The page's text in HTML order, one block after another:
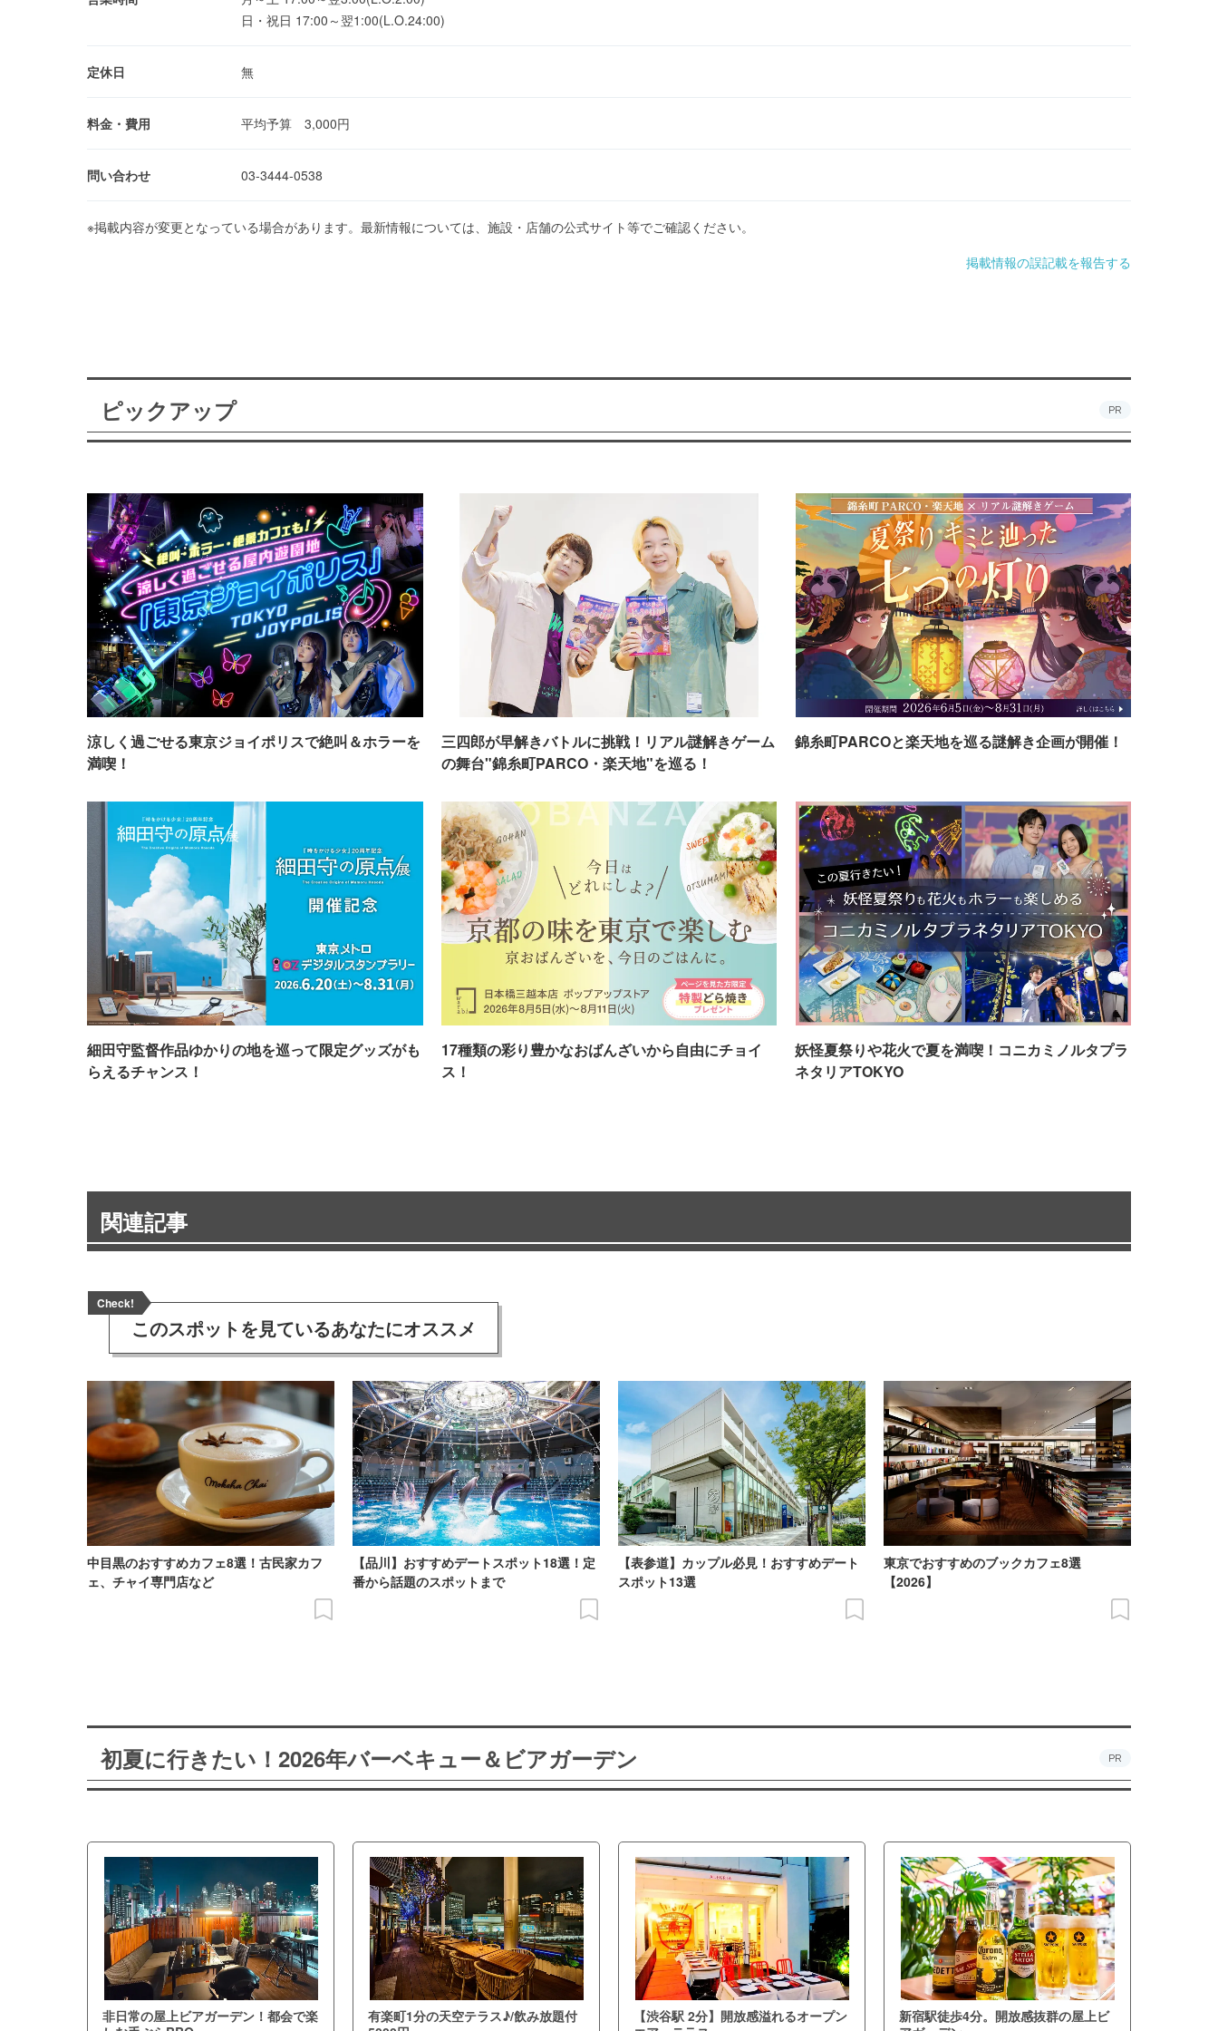
日・祝日 17:00～翌1:00(L.O.24:00)
定休日 無
料金・費用 平均予算 3,000円
問い合わせ 03-3444-0538
※掲載内容が変更となっている場合があります。最新情報については、施設・店舗の公式サイト等でご確認ください。
掲載情報の誤記載を報告する
ピックアップ PR
涼しく過ごせる東京ジョイポリスで絶叫＆ホラーを
満喫！
三四郎が早解きバトルに挑戦！リアル謎解きゲーム
の舞台"錦糸町PARCO・楽天地"を巡る！
錦糸町PARCOと楽天地を巡る謎解き企画が開催！
細田守監督作品ゆかりの地を巡って限定グッズがも
らえるチャンス！
17種類の彩り豊かなおばんざいから自由にチョイ
ス！
妖怪夏祭りや花火で夏を満喫！コニカミノルタプラ
ネタリアTOKYO
関連記事
Check!
このスポットを見ているあなたにオススメ
中目黒のおすすめカフェ8選！古民家カフ
ェ、チャイ専門店など
【品川】おすすめデートスポット18選！定
番から話題のスポットまで
【表参道】カップル必見！おすすめデート
スポット13選
東京でおすすめのブックカフェ8選
【2026】
初夏に行きたい！2026年バーベキュー＆ビアガーデン PR
非日常の屋上ビアガーデン！都会で楽
有楽町1分の天空テラス♪/飲み放題付
【渋谷駅 2分】開放感溢れるオープン
新宿駅徒歩4分。開放感抜群の屋上ビ